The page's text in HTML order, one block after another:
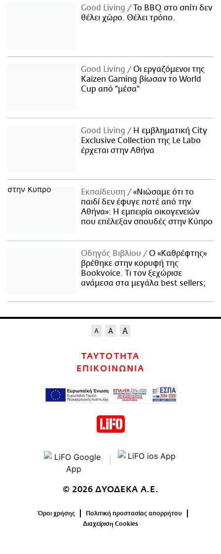
Good Living
Το BBQ στο σπίτι δεν
θέλει χώρο. Θέλει τρόπο.
Good Living
Οι εργαζόμενοι της
Kaizen Gaming βίωσαν το World
Cup από "μέσα"
Good Living
Η εμβληματική City
Exclusive Collection της Le Labo
έρχεται στην Αθήνα
Εκπαίδευση
«Νιώσαμε ότι το
παιδί δεν έφυγε ποτέ από την
Αθήνα»: Η εμπειρία οικογενειών
που επέλεξαν σπουδές στην Κύπρο
Οδηγός Βιβλίου
Ο «Καθρέφτης»
βρέθηκε στην κορυφή της
Bookvoice. Τι τον ξεχώρισε
ανάμεσα στα μεγάλα best sellers;
ΤΑΥΤΟΤΗΤΑ
ΕΠΙΚΟΙΝΩΝΙΑ
© 2026 ΔΥΟΔΕΚΑ Α.Ε.
Όροι χρήσης
Πολιτική προστασίας απορρήτου
Διαχείριση Cookies